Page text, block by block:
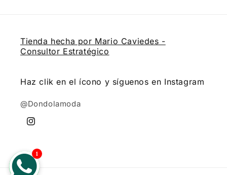
Tienda hecha por Mario Caviedes -
Consultor Estratégico
Haz clik en el ícono y síguenos en Instagram
@Dondolamoda
Instagram